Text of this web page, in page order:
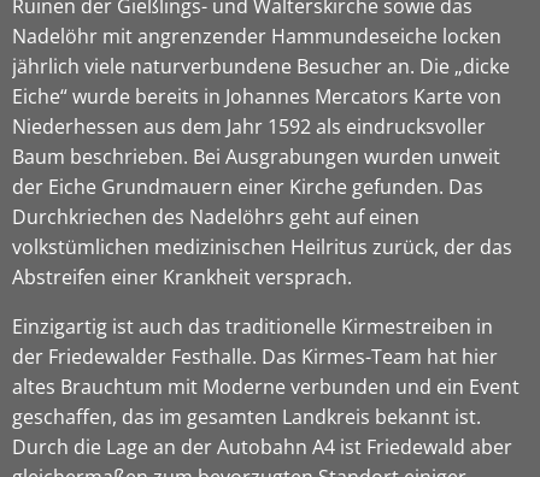
Ruinen der Gießlings- und Walterskirche sowie das
Nadelöhr mit angrenzender Hammundeseiche locken
jährlich viele naturverbundene Besucher an. Die „dicke
Eiche“ wurde bereits in Johannes Mercators Karte von
Niederhessen aus dem Jahr 1592 als eindrucksvoller
Baum beschrieben. Bei Ausgrabungen wurden unweit
der Eiche Grundmauern einer Kirche gefunden. Das
Durchkriechen des Nadelöhrs geht auf einen
volkstümlichen medizinischen Heilritus zurück, der das
Abstreifen einer Krankheit versprach.
Einzigartig ist auch das traditionelle Kirmestreiben in
der Friedewalder Festhalle. Das Kirmes-Team hat hier
altes Brauchtum mit Moderne verbunden und ein Event
geschaffen, das im gesamten Landkreis bekannt ist.
Durch die Lage an der Autobahn A4 ist Friedewald aber